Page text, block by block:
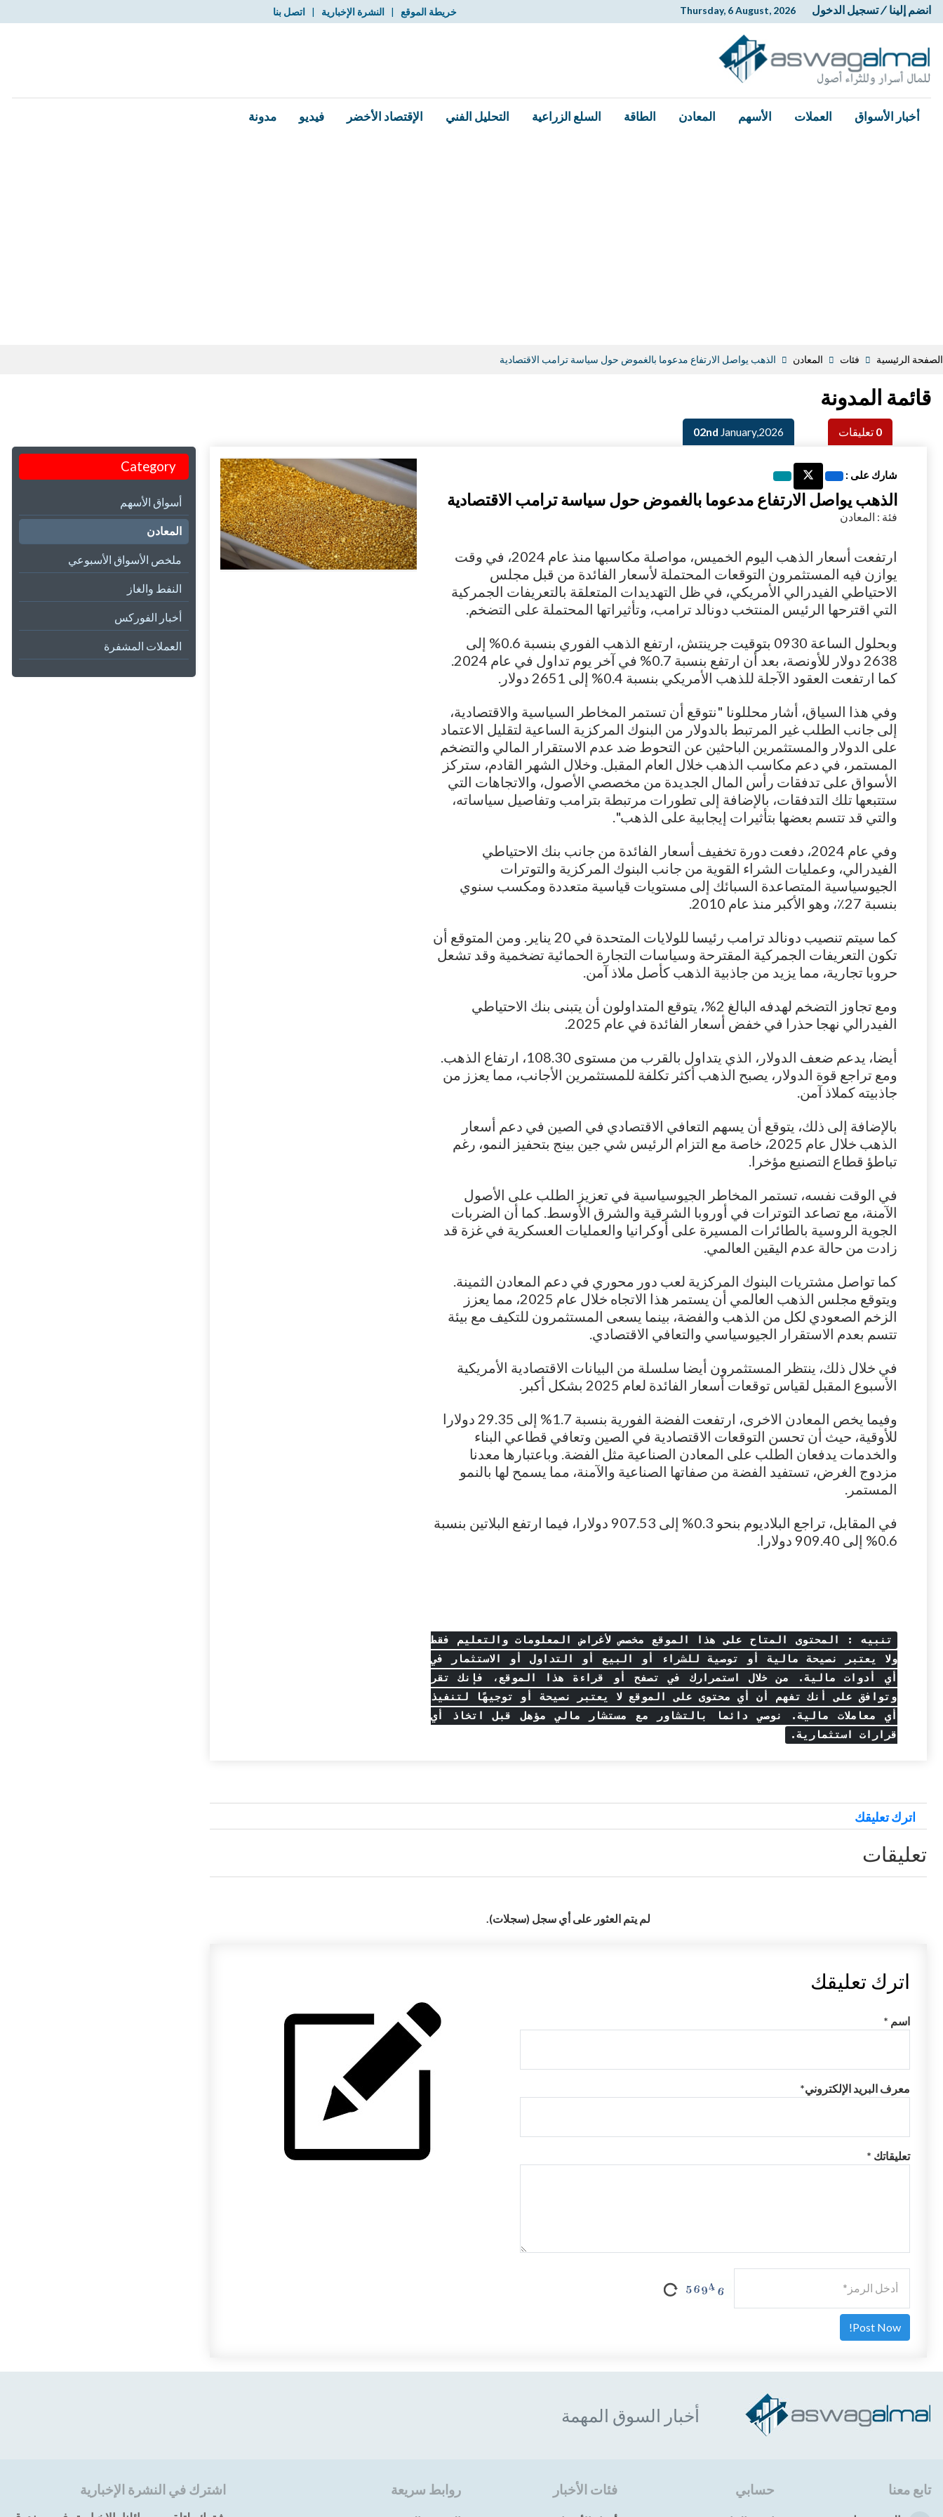
انضم إلينا / تسجيل الدخول Thursday, 6 August, 2026 خريطة الموقع | النشرة الإخبارية | اتصل بنا
أخبار الأسواق العملات الأسهم المعادن الطاقة السلع الزراعية التحليل الفني الإقتصاد الأخضر فيديو مدونة
الصفحة الرئيسية فئات المعادن الذهب يواصل الارتفاع مدعوما بالغموض حول سياسة ترامب الاقتصادية
قائمة المدونة
Category
أسواق الأسهم
المعادن
ملخص الأسواق الأسبوعي
النفط والغاز
أخبار الفوركس
العملات المشفرة
شارك على :
الذهب يواصل الارتفاع مدعوما بالغموض حول سياسة ترامب الاقتصادية
فئة : المعادن
ارتفعت أسعار الذهب اليوم الخميس، مواصلة مكاسبها منذ عام 2024، في وقت
يوازن فيه المستثمرون التوقعات المحتملة لأسعار الفائدة من قبل مجلس
الاحتياطي الفيدرالي الأمريكي، في ظل التهديدات المتعلقة بالتعريفات الجمركية
التي اقترحها الرئيس المنتخب دونالد ترامب، وتأثيراتها المحتملة على التضخم.
وبحلول الساعة 0930 بتوقيت جرينتش، ارتفع الذهب الفوري بنسبة 0.6% إلى
كما ارتفعت العقود الآجلة للذهب الأمريكي بنسبة 0.4% إلى 2651 دولار.
وفي هذا السياق، أشار محللونا "نتوقع أن تستمر المخاطر السياسية والاقتصادية،
إلى جانب الطلب غير المرتبط بالدولار من البنوك المركزية الساعية لتقليل الاعتماد
على الدولار والمستثمرين الباحثين عن التحوط ضد عدم الاستقرار المالي والتضخم
المستمر، في دعم مكاسب الذهب خلال العام المقبل. وخلال الشهر القادم، ستركز
الأسواق على تدفقات رأس المال الجديدة من مخصصي الأصول، والاتجاهات التي
ستتبعها تلك التدفقات، بالإضافة إلى تطورات مرتبطة بترامب وتفاصيل سياساته،
والتي قد تتسم بعضها بتأثيرات إيجابية على الذهب".
وفي عام 2024، دفعت دورة تخفيف أسعار الفائدة من جانب بنك الاحتياطي
الفيدرالي، وعمليات الشراء القوية من جانب البنوك المركزية والتوترات
الجيوسياسية المتصاعدة السبائك إلى مستويات قياسية متعددة ومكسب سنوي
بنسبة 27٪، وهو الأكبر منذ عام 2010.
كما سيتم تنصيب دونالد ترامب رئيسا للولايات المتحدة في 20 يناير. ومن المتوقع أن
تكون التعريفات الجمركية المقترحة وسياسات التجارة الحمائية تضخمية وقد تشعل
حروبا تجارية، مما يزيد من جاذبية الذهب كأصل ملاذ آمن.
ومع تجاوز التضخم لهدفه البالغ 2%، يتوقع المتداولون أن يتبنى بنك الاحتياطي
الفيدرالي نهجا حذرا في خفض أسعار الفائدة في عام 2025.
أيضا، يدعم ضعف الدولار، الذي يتداول بالقرب من مستوى 108.30، ارتفاع الذهب.
ومع تراجع قوة الدولار، يصبح الذهب أكثر تكلفة للمستثمرين الأجانب، مما يعزز من
جاذبيته كملاذ آمن.
بالإضافة إلى ذلك، يتوقع أن يسهم التعافي الاقتصادي في الصين في دعم أسعار
الذهب خلال عام 2025، خاصة مع التزام الرئيس شي جين بينج بتحفيز النمو، رغم
تباطؤ قطاع التصنيع مؤخرا.
في الوقت نفسه، تستمر المخاطر الجيوسياسية في تعزيز الطلب على الأصول
الآمنة، مع تصاعد التوترات في أوروبا الشرقية والشرق الأوسط. كما أن الضربات
الجوية الروسية بالطائرات المسيرة على أوكرانيا والعمليات العسكرية في غزة قد
زادت من حالة عدم اليقين العالمي.
كما تواصل مشتريات البنوك المركزية لعب دور محوري في دعم المعادن الثمينة.
ويتوقع مجلس الذهب العالمي أن يستمر هذا الاتجاه خلال عام 2025، مما يعزز
الزخم الصعودي لكل من الذهب والفضة، بينما يسعى المستثمرون للتكيف مع بيئة
تتسم بعدم الاستقرار الجيوسياسي والتعافي الاقتصادي.
في خلال ذلك، ينتظر المستثمرون أيضا سلسلة من البيانات الاقتصادية الأمريكية
الأسبوع المقبل لقياس توقعات أسعار الفائدة لعام 2025 بشكل أكبر.
وفيما يخص المعادن الاخرى، ارتفعت الفضة الفورية بنسبة 1.7% إلى 29.35 دولارا
للأوقية، حيث أن تحسن التوقعات الاقتصادية في الصين وتعافي قطاعي البناء
والخدمات يدفعان الطلب على المعادن الصناعية مثل الفضة. وباعتبارها معدنا
مزدوج الغرض، تستفيد الفضة من صفاتها الصناعية والآمنة، مما يسمح لها بالنمو
المستمر.
في المقابل، تراجع البلاديوم بنحو 0.3% إلى 907.53 دولارا، فيما ارتفع البلاتين بنسبة
0.6% إلى 909.40 دولارا.
تنبيه : المحتوى المتاح على هذا الموقع مخصص لأغراض المعلومات والتعليم فقط
ولا يعتبر نصيحة مالية أو توصية للشراء أو البيع أو التداول أو الاستثمار في
أي أدوات مالية. من خلال استمرارك في تصفح أو قراءة هذا الموقع، فإنك تقر
وتوافق على أنك تفهم أن أي محتوى على الموقع لا يعتبر نصيحة أو توجيهًا لتنفيذ
أي معاملات مالية. نوصي دائما بالتشاور مع مستشار مالي مؤهل قبل اتخاذ أي
قرارات استثمارية.
02nd January,2026 0 تعليقات
اترك تعليقك
تعليقات
لم يتم العثور على أي سجل (سجلات).
اترك تعليقك
اسم *
معرف البريد الإلكتروني*
تعليقاتك *
أخبار السوق المهمة
تابع معنا حسابي فئات الأخبار روابط سريعة اشترك في النشرة الإخبارية